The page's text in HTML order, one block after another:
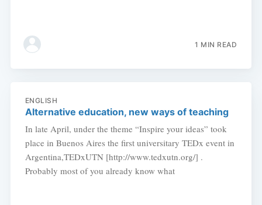
1 MIN READ
ENGLISH
Alternative education, new ways of teaching
In late April, under the theme “Inspire your ideas” took
place in Buenos Aires the first universitary TEDx event in
Argentina,TEDxUTN [http://www.tedxutn.org/] .
Probably most of you already know what